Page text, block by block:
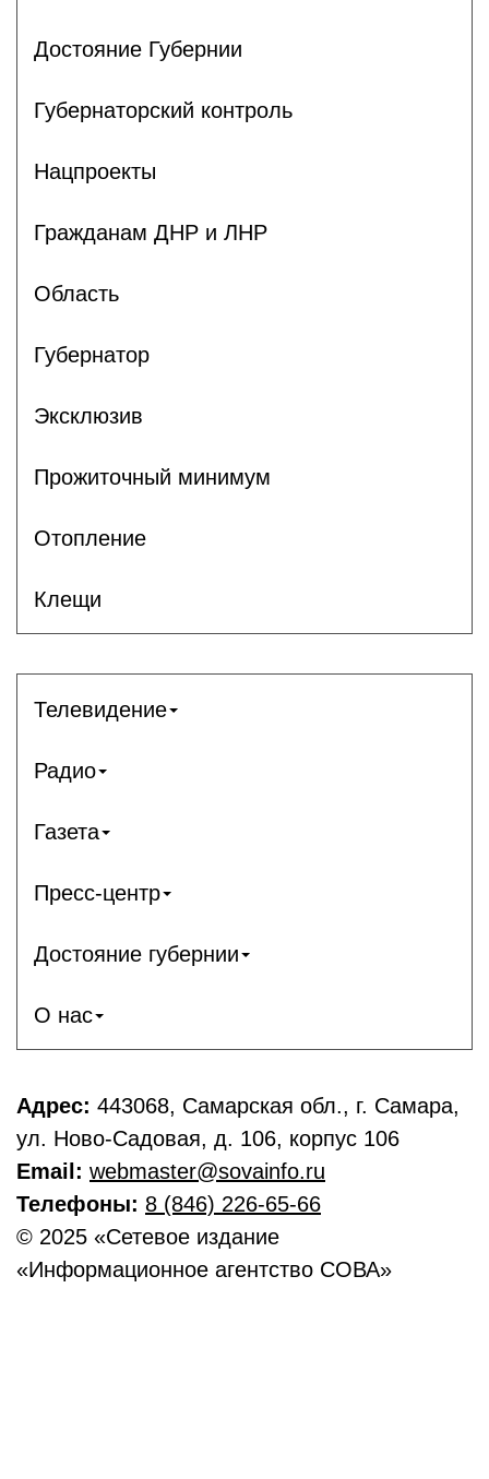
Достояние Губернии
Губернаторский контроль
Нацпроекты
Гражданам ДНР и ЛНР
Область
Губернатор
Эксклюзив
Прожиточный минимум
Отопление
Клещи
Телевидение
Радио
Газета
Пресс-центр
Достояние губернии
О нас
Адрес: 443068, Самарская обл., г. Самара,
ул. Ново-Садовая, д. 106, корпус 106
Email: webmaster@sovainfo.ru
Телефоны: 8 (846) 226-65-66
© 2025 «Сетевое издание
«Информационное агентство СОВА»